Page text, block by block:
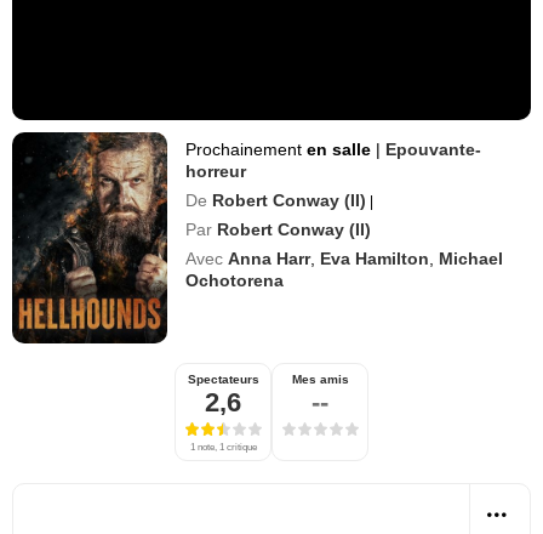
Prochainementen salle | Epouvante-
horreur
De Robert Conway (II) |
Par Robert Conway (II)
Avec Anna Harr, Eva Hamilton
Michael
Ochotorena
Spectateurs
2,6
1 note, 1 critique
Mes amis
--